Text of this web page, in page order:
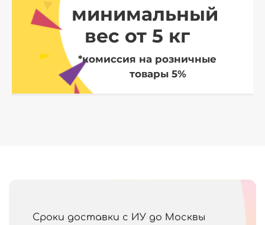
минимальный
вес от 5 кг
*комиссия на розничные
товары 5%
Сроки доставки с ИУ до Москвы